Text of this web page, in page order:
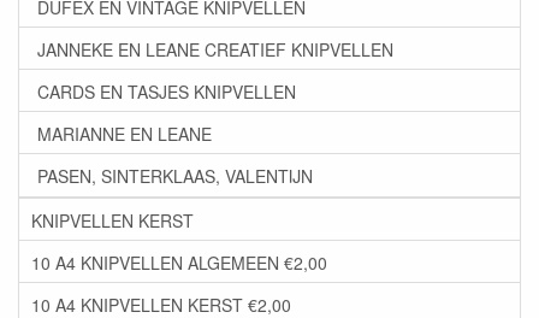
DUFEX EN VINTAGE KNIPVELLEN
JANNEKE EN LEANE CREATIEF KNIPVELLEN
CARDS EN TASJES KNIPVELLEN
MARIANNE EN LEANE
PASEN, SINTERKLAAS, VALENTIJN
KNIPVELLEN KERST
10 A4 KNIPVELLEN ALGEMEEN €2,00
10 A4 KNIPVELLEN KERST €2,00